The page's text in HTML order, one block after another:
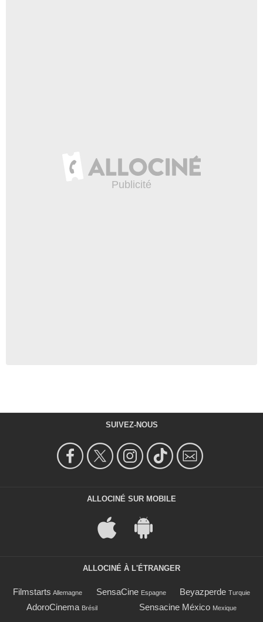
SUIVEZ-NOUS
ALLOCINÉ SUR MOBILE
ALLOCINÉ À L'ÉTRANGER
Filmstarts Allemagne SensaCine Espagne Beyazperde Turquie
AdoroCinema Brésil Sensacine México Mexique